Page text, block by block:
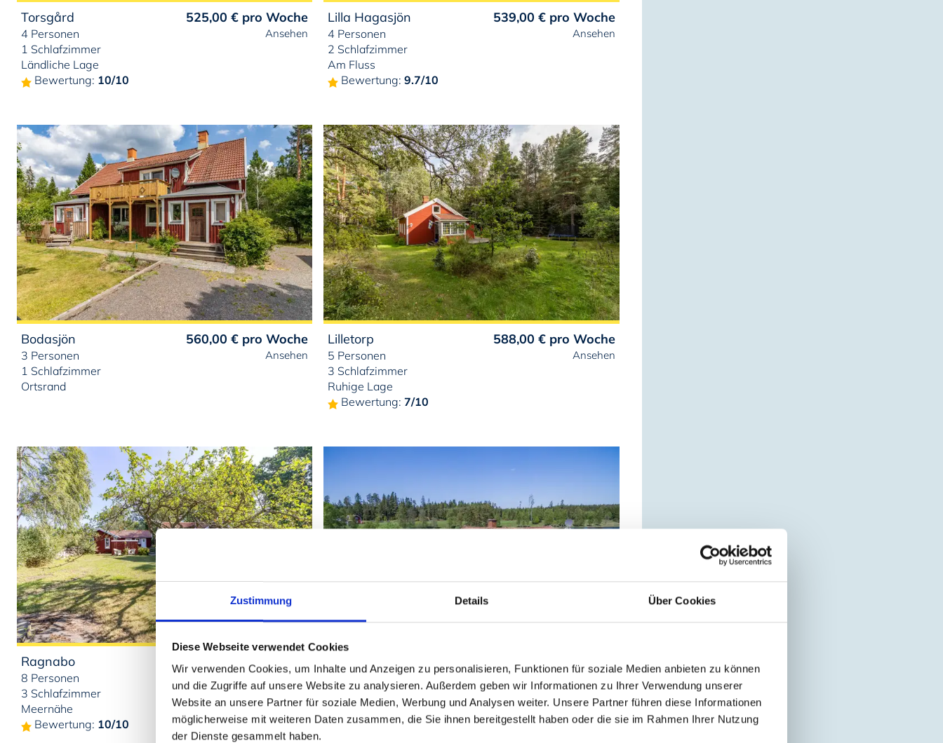
Zustimmung Details Über Cookies
Diese Webseite verwendet Cookies
Wir verwenden Cookies, um Inhalte und Anzeigen zu personalisieren, Funktionen für soziale Medien anbieten zu können
und die Zugriffe auf unsere Website zu analysieren. Außerdem geben wir Informationen zu Ihrer Verwendung unserer
Website an unsere Partner für soziale Medien, Werbung und Analysen weiter. Unsere Partner führen diese Informationen
möglicherweise mit weiteren Daten zusammen, die Sie ihnen bereitgestellt haben oder die sie im Rahmen Ihrer Nutzung
der Dienste gesammelt haben.
Torsgård 525,00 € pro Woche
4 Personen
1 Schlafzimmer
Ländliche Lage
Bewertung: 10/10
Ansehen
Lilla Hagasjön 539,00 € pro Woche
4 Personen
2 Schlafzimmer
Am Fluss
Bewertung:9.7/10
Ansehen
Bodasjön 560,00 € pro Woche
3 Personen
1 Schlafzimmer
Ortsrand
Ansehen
Lilletorp 588,00 € pro Woche
5 Personen
3 Schlafzimmer
Ruhige Lage
Bewertung:7/10
Ansehen
Ragnabo 588,00 € pro Woche
8 Personen
3 Schlafzimmer
Meernähe
Bewertung: 10/10
Ansehen
Ryfors 588,00 € pro Woche
6 Personen
2 Schlafzimmer
Seegrundstück
Bewertung: 9/10